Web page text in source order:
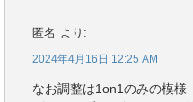
匿名 より:
2024年4月16日 12:25 AM
なお調整は1on1のみの模様